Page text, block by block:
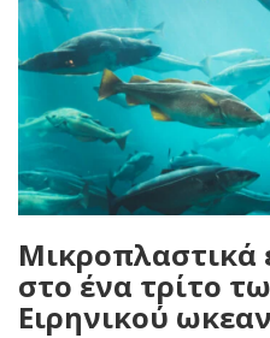
Μικροπλαστικά
στο ένα τρίτο
Ειρηνικού